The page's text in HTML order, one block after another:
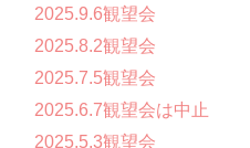
2025.9.6観望会
2025.8.2観望会
2025.7.5観望会
2025.6.7観望会は中止
2025.5.3観望会